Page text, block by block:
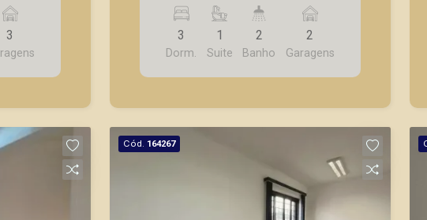
3
despensa, quintal, rampa de acesso,
AS, 2 vagas de garagem recuadas.
3
Dorm.
1
Suite
2
Banho
2
Garagens
Cód. 164267